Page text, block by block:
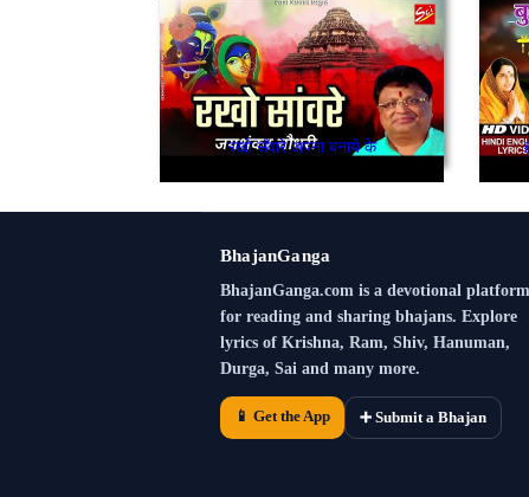
रखो सँवारे अपना बनाये के
BhajanGanga
BhajanGanga.com is a devotional platform
for reading and sharing bhajans. Explore
lyrics of Krishna, Ram, Shiv, Hanuman,
Durga, Sai and many more.
📱 Get the App ➕ Submit a Bhajan